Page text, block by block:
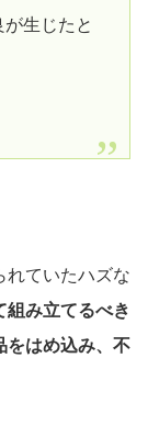
生じたと
れていたハズな
組み立てるべき
をはめ込み、不